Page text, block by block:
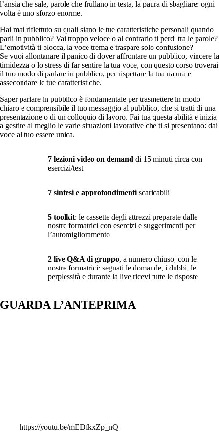
l’ansia che sale, parole che frullano in testa, la paura di sbagliare: ogni
volta è uno sforzo enorme.
Hai mai riflettuto su quali siano le tue caratteristiche personali quando
parli in pubblico? Vai troppo veloce o al contrario ti perdi tra le parole?
L’emotività ti blocca, la voce trema e traspare solo confusione?
Se vuoi allontanare il panico di dover affrontare un pubblico, vincere la
timidezza o lo stress di far sentire la tua voce, con questo corso troverai
il tuo modo di parlare in pubblico, per rispettare la tua natura e
assecondare le tue caratteristiche.
Saper parlare in pubblico è fondamentale per trasmettere in modo
chiaro e comprensibile il tuo messaggio al pubblico, che si tratti di una
presentazione o di un colloquio di lavoro. Fai tua questa abilità e inizia
a gestire al meglio le varie situazioni lavorative che ti si presentano: dai
voce al tuo essere unica.
7 lezioni video on demand di 15 minuti circa con
esercizi/test
7 sintesi e approfondimentiscaricabili
5 toolkit: le cassette degli attrezzi preparate dalle
nostre formatrici con esercizi e suggerimenti per
l’automiglioramento
2 live Q&A di gruppo, a numero chiuso, con le
nostre formatrici: segnati le domande, i dubbi, le
perplessità e durante la live ricevi tutte le risposte
GUARDA L’ANTEPRIMA
https://youtu.be/mEDfkxZp_nQ